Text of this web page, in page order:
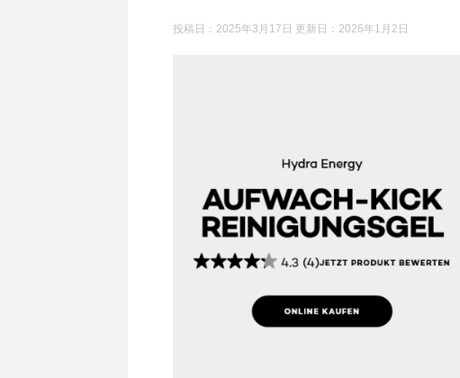
投稿日：2025年3月17日 更新日： 2026年1月2日